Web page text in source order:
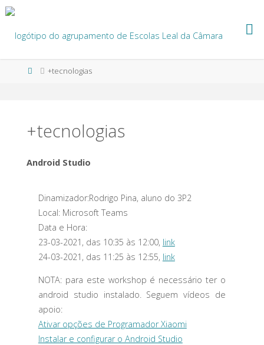
Skip
content
Home+tecnologias
+tecnologias
Android Studio
Dinamizador:Rodrigo Pina, aluno do 3P2
Local: Microsoft Teams
Data e Hora:
23-03-2021, das 10:35 às 12:00, link
24-03-2021, das 11:25 às 12:55, link
NOTA: para este workshop é necessário ter o
android studio instalado. Seguem vídeos de
apoio:
Ativar opções de Programador Xiaomi
Instalar e configurar o Android Studio